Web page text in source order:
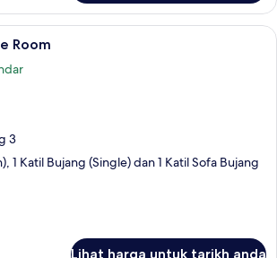
Superior Quadruple Room |
Room
3
1 Katil Bujang (Single) dan 1 Katil Sofa Bujang
Lihat harga untuk tarikh anda